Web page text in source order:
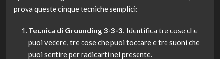
prova queste cinque tecniche semplici:
Tecnica di Grounding 3-3-3: Identifica tre cose che
puoi vedere, tre cose che puoi toccare e tre suoni che
puoi sentire per radicarti nel presente.